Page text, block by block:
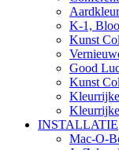
K-1,
Kunst
Good
Kunst
INSTALLATIE
Mac-O-